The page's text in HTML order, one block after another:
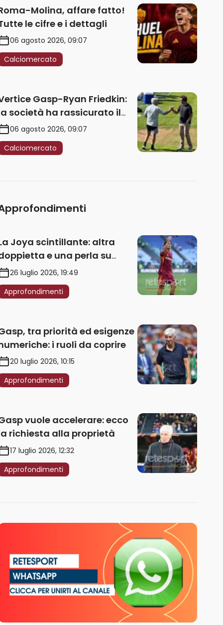
Molina, affare fatto!
le cifre e i dettagli
06 agosto 2026, 09:07
Calciomercato
Gasp-Ryan Friedkin:
società ha rassicurato il
sui prossimi acquisti.
ultime
06 agosto 2026, 09:07
Calciomercato
Joya scintillante: altra
e una perla su
– VIDEO
26 luglio 2026, 19:49
Approfondimenti
tra priorità ed esigenze
i ruoli da coprire
20 luglio 2026, 10:15
Approfondimenti
vuole accelerare: ecco
richiesta alla proprietà
17 luglio 2026, 12:32
Approfondimenti